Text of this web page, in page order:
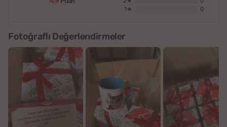
1★
0
Fotoğraflı Değerlendirmeler